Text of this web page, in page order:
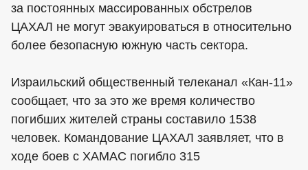
за постоянных массированных обстрелов
ЦАХАЛ не могут эвакуироваться в относительно
более безопасную южную часть сектора.
Израильский общественный телеканал «Кан-11»
сообщает, что за это же время количество
погибших жителей страны составило 1538
человек. Командование ЦАХАЛ заявляет, что в
ходе боев с ХАМАС погибло 315